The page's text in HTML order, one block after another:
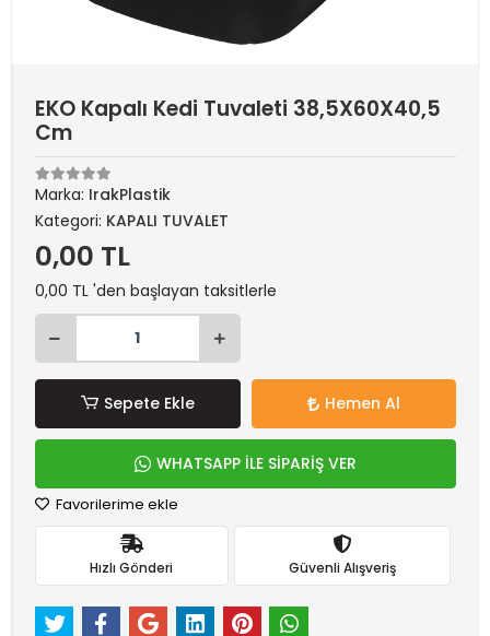
EKO Kapalı Kedi Tuvaleti 38,5X60X40,5
Cm
Marka: IrakPlastik
Kategori: KAPALI TUVALET
0,00 TL
0,00 TL 'den başlayan taksitlerle
Sepete Ekle Hemen Al
WHATSAPP İLE SİPARİŞ VER
Favorilerime ekle
Hızlı Gönderi Güvenli Alışveriş